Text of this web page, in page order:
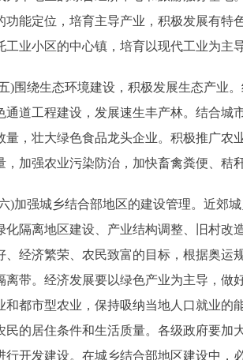
功能定位，培育主导产业，积极发展有特
工业小区的中心镇，培育以现代工业为主
绕生态环境建设，积极发展生态产业。
通道工程建设，发展速生丰产林。结合城
量，壮大绿色食品龙头企业。积极推广农
，加强农业污染防治，加快畜禽粪便、秸
强城乡结合部地区的建设管理。近郊城
化隔离地区建设、产业结构调整、旧村改
、经济繁荣、农民致富的目标，根据奥运
离带。经济发展要以绿色产业为主导，做
和都市型农业，保持吸纳当地人口就业的
民的居住条件和生活质量。各级政府要加
行开发建设。在城乡结合部地区建设中，